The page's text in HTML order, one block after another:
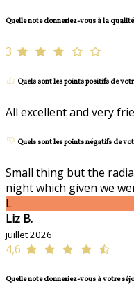
Quelle note donneriez-vous à la
3
Quels sont les points positifs de
All excellent and very
Quels sont les points négatifs de
Small thing but the
night which given we
L
Liz B.
juillet 2026
4,6
Quelle note donneriez-vous à votre